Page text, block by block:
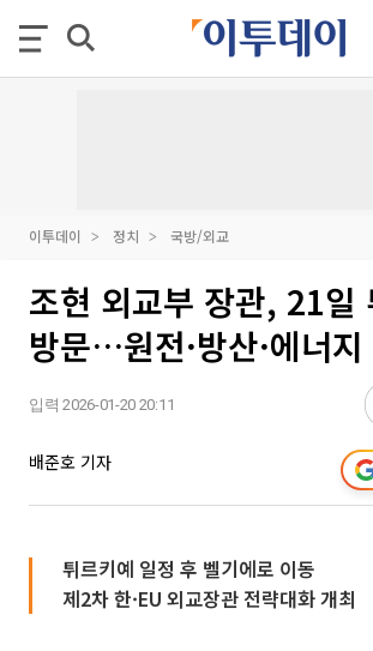
이투데이 정치 국방/외교
조현 외교부 장관, 21일
방문…원전·방산·에너
입력 2026-01-20 20:11
배준호 기자
튀르키예 일정 후 벨기에로 이동
제2차 한·EU 외교장관 전략대화 개최